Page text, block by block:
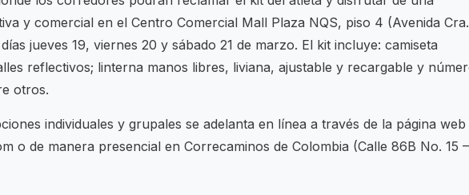
y comercial en el Centro Comercial Mall Plaza NQS, piso 4 (Avenida Cra.
jueves 19, viernes 20 y sábado 21 de marzo. El kit incluye: camiseta
reflectivos; linterna manos libres, liviana, ajustable y recargable y
otros.
individuales y grupales se adelanta en línea a través de la página web
o de manera presencial en Correcaminos de Colombia (Calle 86B No. 15 –